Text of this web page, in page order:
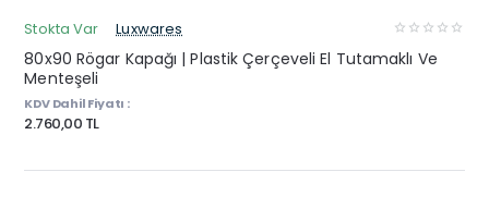
Stokta Var Luxwares
80x90 Rögar Kapağı | Plastik Çerçeveli El Tutamaklı Ve
Menteşeli
KDV Dahil Fiyatı :
2.760,00 TL